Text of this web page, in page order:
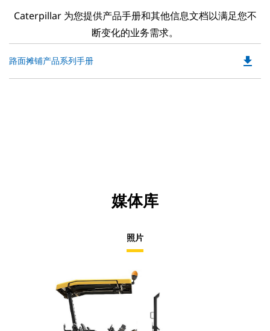
Caterpillar 为您提供产品手册和其他信息文档以满足您不
断变化的业务需求。
路面摊铺产品系列手册 file_download
媒体库
照片